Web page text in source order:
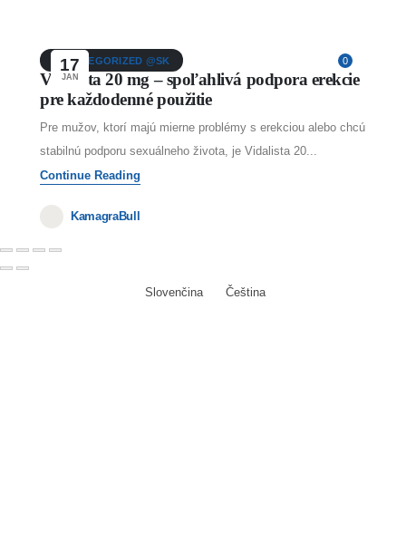
17
JAN
0
UNCATEGORIZED @SK
Vidalista 20 mg – spoľahlivá podpora erekcie
pre každodenné použitie
Pre mužov, ktorí majú mierne problémy s erekciou alebo chcú
stabilnú podporu sexuálneho života, je Vidalista 20...
Continue Reading
KamagraBull
Slovenčina Čeština